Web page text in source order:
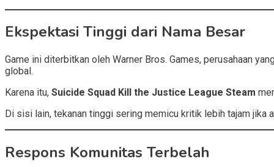
Ekspektasi Tinggi dari Nama Besar
Game ini diterbitkan oleh Warner Bros. Games, perusahaan
global.
Karena itu, Suicide Squad Kill the Justice League Steam
Di sisi lain, tekanan tinggi sering memicu kritik lebih tajam jika
Respons Komunitas Terbelah